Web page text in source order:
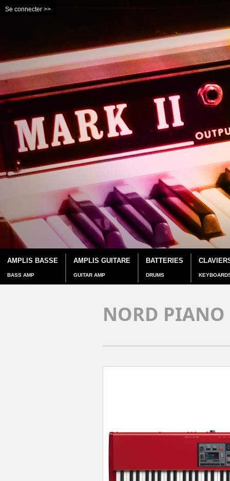
Se connecter >>
AMPLIS BASSE
BASS AMP
AMPLIS GUITARE
GUITAR AMP
BATTERIES
DRUMS
NORD PIANO